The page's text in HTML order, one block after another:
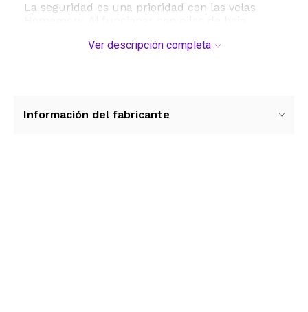
La seguridad es una prioridad con las velas
incendios, las quemaduras por cera caliente y el
aportando un toque de elegancia clasica a
Ver descripción completa
Información del fabricante